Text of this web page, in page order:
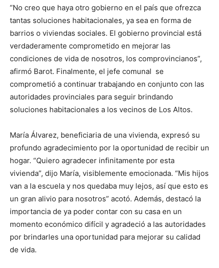
“No creo que haya otro gobierno en el país que ofrezca
tantas soluciones habitacionales, ya sea en forma de
barrios o viviendas sociales. El gobierno provincial está
verdaderamente comprometido en mejorar las
condiciones de vida de nosotros, los comprovincianos”,
afirmó Barot. Finalmente, el jefe comunal se
comprometió a continuar trabajando en conjunto con las
autoridades provinciales para seguir brindando
soluciones habitacionales a los vecinos de Los Altos.
María Álvarez, beneficiaria de una vivienda, expresó su
profundo agradecimiento por la oportunidad de recibir un
hogar. “Quiero agradecer infinitamente por esta
vivienda”, dijo María, visiblemente emocionada. “Mis hijos
van a la escuela y nos quedaba muy lejos, así que esto es
un gran alivio para nosotros” acotó. Además, destacó la
importancia de ya poder contar con su casa en un
momento económico difícil y agradeció a las autoridades
por brindarles una oportunidad para mejorar su calidad
de vida.